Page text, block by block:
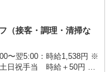
（接客・調理・清掃な
〜翌5:00：時給1,538円 ※
日祝手当 時給＋50円 ※